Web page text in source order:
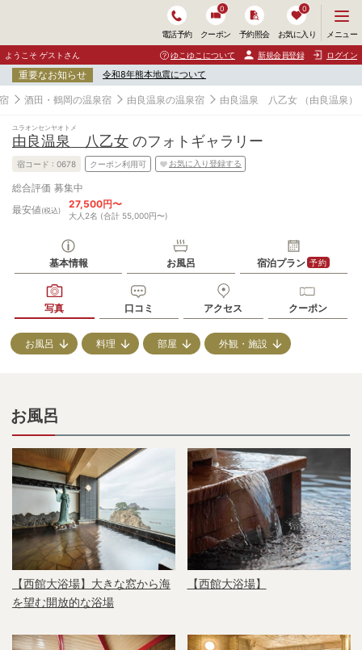
電話予約 クーポン
0
予約照会 お気に入り
0
ニ
ュ
ー
開
く
メニュー
ようこそ ゲストさん ゆこゆこについて 新規会員登録 ログイン
重要なお知らせ 令和8年熊本地震について
酒田・鶴岡の温泉宿 由良温泉の温泉宿 由良温泉 八乙女 （由良温泉）
ユラオンセンヤオトメ
由良温泉 八乙女 のフォトギャラリー
宿コード : 0678 クーポン利用可 お気に入り登録する
総合評価 募集中
最安値(税込)
27,500円〜
大人2名 (合計 55,000円〜)
基本情報 お風呂 宿泊プラン 予約
写真 口コミ アクセス クーポン
お風呂 料理 部屋 外観・施設
お風呂
【西館大浴場】大きな窓から海
を望む開放的な浴場
【西館大浴場】